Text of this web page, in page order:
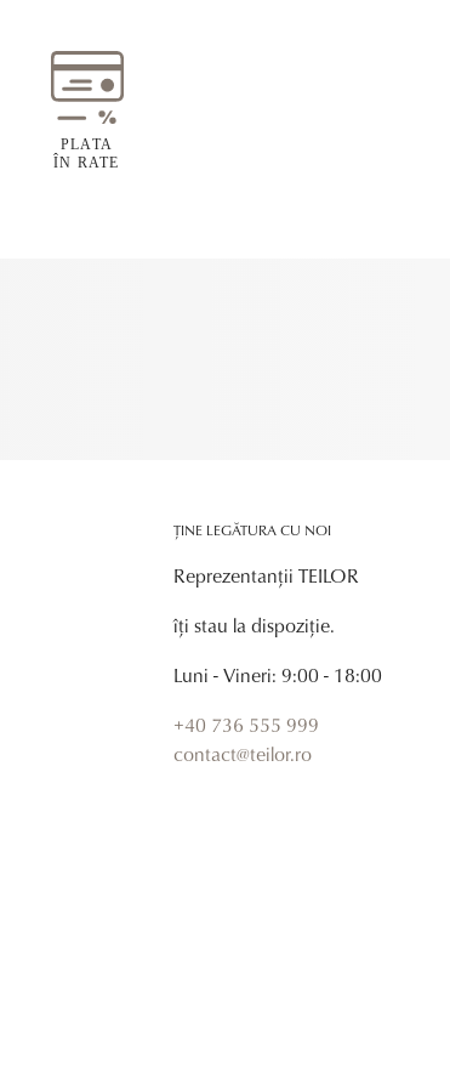
PLATA
ÎN RATE
ȚINE LEGĂTURA CU NOI
Reprezentanții TEILOR
îți stau la dispoziție.
Luni - Vineri: 9:00 - 18:00
+40 736 555 999
contact@teilor.ro